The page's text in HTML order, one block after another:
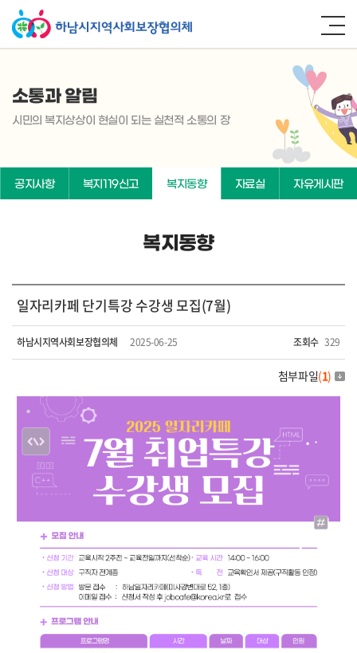
소통과 알림
시민의 복지상상이 현실이 되는 실천적 소통의 장
공지사항 복지119신고 복지동향 자료실 자유게시판
복지동향
일자리카페 단기특강 수강생 모집(7월)
하남시지역사회보장협의체 2025-06-25 조회수 329
첨부파일(1)